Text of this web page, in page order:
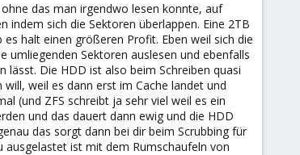
das man irgendwo lesen konnte, auf
indem sich die Sektoren überlappen. Eine 2TB
halt einen größeren Profit. Eben weil sich die
umliegenden Sektoren auslesen und ebenfalls
lässt. Die HDD ist also beim Schreiben quasi
weil es dann erst im Cache landet und
(und ZFS schreibt ja sehr viel weil es ein
und das dauert dann ewig und die HDD
das sorgt dann bei dir beim Scrubbing für
ausgelastet ist mit dem Rumschaufeln von